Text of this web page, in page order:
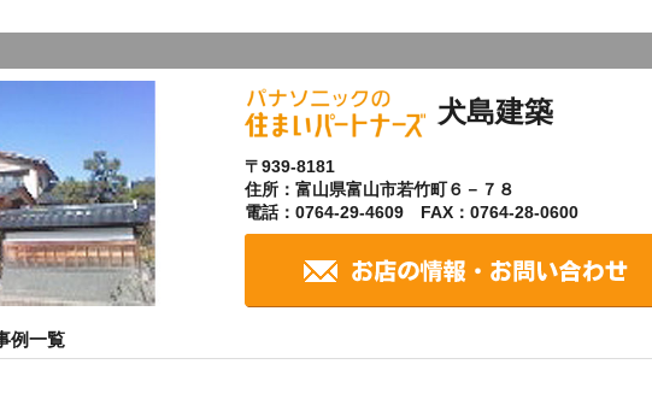
犬島建築
〒939-8181
住所：富山県富山市若竹町６－７８
電話：0764-29-4609 FAX：0764-28-0600
例一覧